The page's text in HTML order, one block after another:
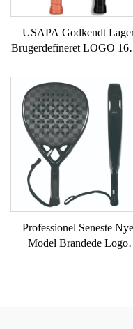
USAPA Godkendt
Brugerdefineret LOGO
Paddle Carbon
T700 Rå Carbonfiber
Pickleball Paddles 2024
Professionel Seneste Nye
Model Brandede Logo